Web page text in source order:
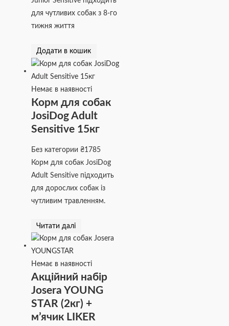
для чутливих собак з 8-го
тижня життя
Додати в кошик
Немає в наявності
Корм для собак
JosiDog Adult
Sensitive 15кг
Без категории₴1785
Корм для собак JosiDog
Adult Sensitive підходить
для дорослих собак із
чутливим травленням.
Читати далі
Немає в наявності
Акційний набір
Josera YOUNG
STAR (2кг) +
м’ячик LIKER